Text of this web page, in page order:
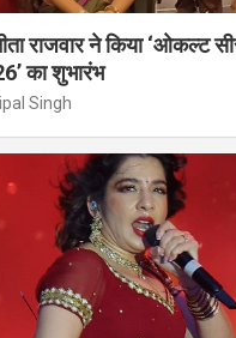
राजवार ने किया ‘ओकल्ट
का शुभारंभ
Singh